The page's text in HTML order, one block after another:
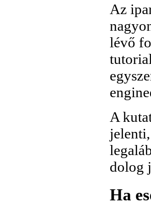
Az
lévő
A
dolog
Ha